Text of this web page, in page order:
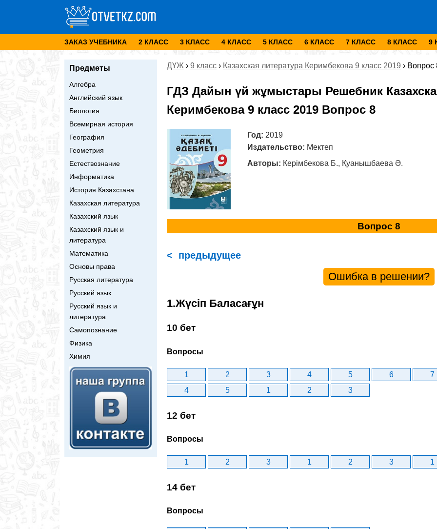
ЗАКАЗ УЧЕБНИКА 2 КЛАСС 3 КЛАСС 4 КЛАСС 5 КЛАСС 6 КЛАСС 7 КЛАСС 8 КЛАСС 9
Предметы
Алгебра
Английский язык
Биология
Всемирная история
География
Геометрия
Естествознание
Информатика
История Казахстана
Казахская литература
Казахский язык
Казахский язык и
литература
Математика
Основы права
Русская литература
Русский язык
Русский язык и
литература
Самопознание
Физика
Химия
ДҮЖ › 9 класс › Казахская литература Керимбекова 9 класс 2019 › Вопрос
ГДЗ Дайын үй жұмыстары Решебник
Керимбекова 9 класс 2019 Вопрос 8
Год: 2019
Издательство: Мектеп
Авторы: Керімбекова Б., Қуанышбаева Ә.
Вопрос 8
< предыдущее
Ошибка в решении?
1.Жүсіп Баласағұн
10 бет
Вопросы
1 2 3 4 5 6
7
4
5 1 2 3
12 бет
Вопросы
1 2 3 1 2 3 1
14 бет
Вопросы